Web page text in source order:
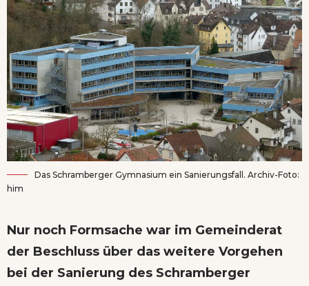
Das Schramberger Gymnasium ein Sanierungsfall. Archiv-Foto:
him
Nur noch Formsache war im Gemeinderat
der Beschluss über das weitere Vorgehen
bei der Sanierung des Schramberger